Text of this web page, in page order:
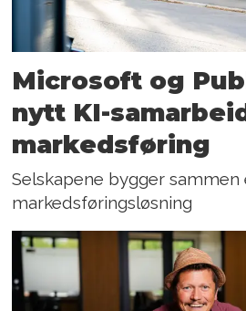
Microsoft og
nytt KI-
markedsføring
Selskapene bygger
markedsføringsløsning